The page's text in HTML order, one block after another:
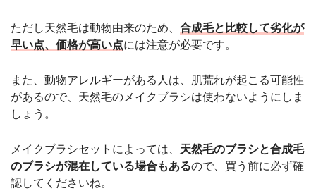
ただし天然毛は動物由来のため、 合成毛と比較して劣化が
早い点、価格が高い点には注意が必要です。
また、動物アレルギーがある人は、肌荒れが起こる可能性
があるので、天然毛のメイクブラシは使わないようにしま
しょう。
メイクブラシセットによっては、 天然毛のブラシと合成毛
のブラシが混在している場合もあるので、買う前に必ず確
認してくださいね。